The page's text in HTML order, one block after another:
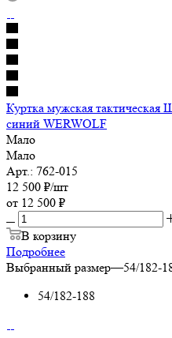
Куртка мужская
синий WERWOLF
Мало
Мало
Арт.: 762-015
12 500 ₽/шт
от 12 500 ₽
В корзину
Подробнее
Выбранный размер—54/182-
54/182-188